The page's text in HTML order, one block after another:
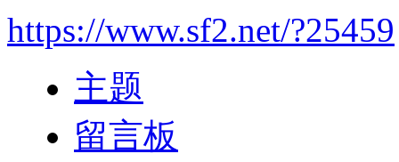
https://www.sf2.net/?25459
主题
留言板